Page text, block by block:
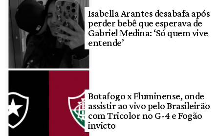
Isabella Arantes desabafa após
perder bebê que esperava de
Gabriel Medina: ‘Só quem vive
entende’
Botafogo x Fluminense, onde
assistir ao vivo pelo Brasileirão
com Tricolor no G-4 e Fogão
invicto